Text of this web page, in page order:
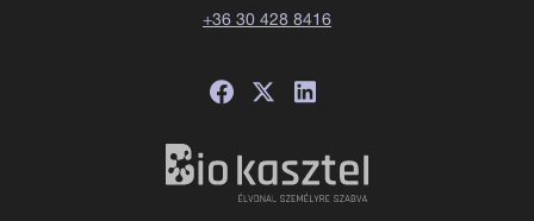
+36 30 428 8416